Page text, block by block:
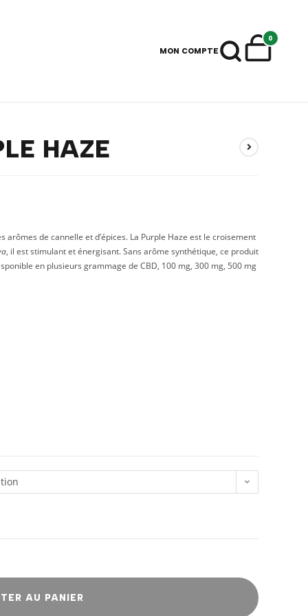
MON COMPTE
0
HAZE
arômes de cannelle et d’épices. La Purple Haze est le croisement
, il est stimulant et énergisant. Sans arôme synthétique, ce produit
en plusieurs grammage de CBD, 100 mg, 300 mg, 500 mg
AU PANIER